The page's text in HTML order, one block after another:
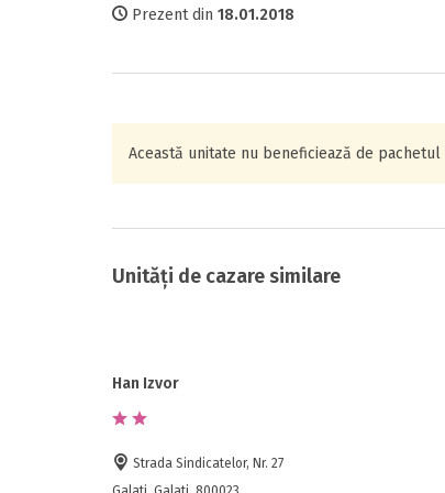
Prezent din 18.01.2018
Această unitate nu beneficiează de pachetul
Unități de cazare similare
Han Izvor
Strada Sindicatelor, Nr. 27